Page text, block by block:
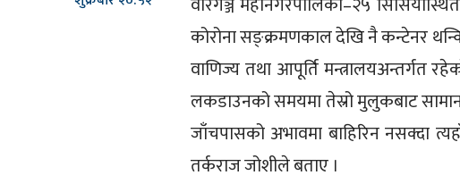
कोरोना सङ्क्रमणकाल देखि नै कन्टेनर
वाणिज्य तथा आपूर्ति मन्त्रालयअन्तर्गत
लकडाउनको समयमा तेस्रो मुलुकबाट
जाँचपासको अभावमा बाहिरिन नसक्दा
तर्कराज जोशीले बताए ।